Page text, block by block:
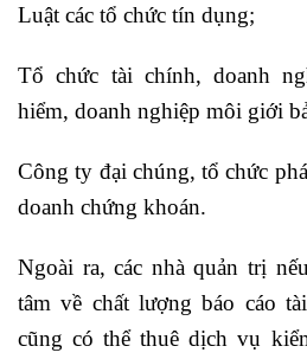
Luật các tổ chức tín dụng;
Tổ chức tài chính, doanh
hiểm, doanh nghiệp môi giới
Công ty đại chúng, tổ chức
doanh chứng khoán.
Ngoài ra, các nhà quản trị
tâm về chất lượng báo cáo
cũng có thể thuê dịch vụ